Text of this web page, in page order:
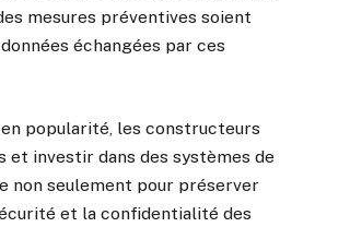
mesures préventives soient
échangées par ces
popularité, les constructeurs
investir dans des systèmes de
non seulement pour préserver
et la confidentialité des